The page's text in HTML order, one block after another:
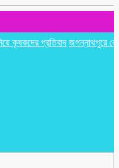
প্রতিবাদ জগন্নাথপুরে নৌকা